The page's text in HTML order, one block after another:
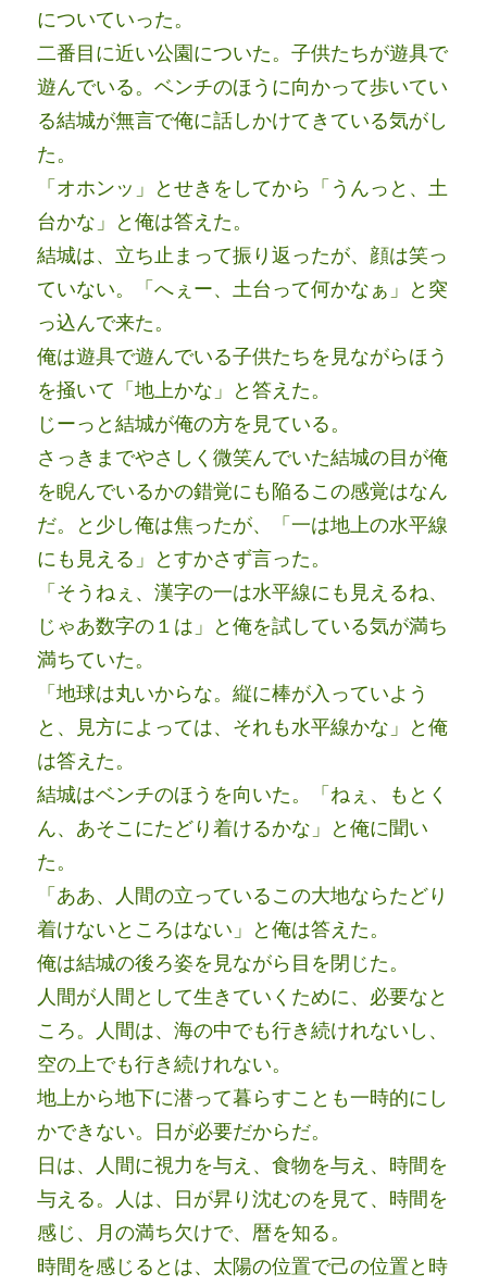
についていった。
二番目に近い公園についた。子供たちが遊具で
遊んでいる。ベンチのほうに向かって歩いてい
る結城が無言で俺に話しかけてきている気がし
た。
「オホンッ」とせきをしてから「うんっと、土
台かな」と俺は答えた。
結城は、立ち止まって振り返ったが、顔は笑っ
ていない。「へぇー、土台って何かなぁ」と突
っ込んで来た。
俺は遊具で遊んでいる子供たちを見ながらほう
を掻いて「地上かな」と答えた。
じーっと結城が俺の方を見ている。
さっきまでやさしく微笑んでいた結城の目が俺
を睨んでいるかの錯覚にも陥るこの感覚はなん
だ。と少し俺は焦ったが、「一は地上の水平線
にも見える」とすかさず言った。
「そうねぇ、漢字の一は水平線にも見えるね、
じゃあ数字の１は」と俺を試している気が満ち
満ちていた。
「地球は丸いからな。縦に棒が入っていよう
と、見方によっては、それも水平線かな」と俺
は答えた。
結城はベンチのほうを向いた。「ねぇ、もとく
ん、あそこにたどり着けるかな」と俺に聞い
た。
「ああ、人間の立っているこの大地ならたどり
着けないところはない」と俺は答えた。
俺は結城の後ろ姿を見ながら目を閉じた。
人間が人間として生きていくために、必要なと
ころ。人間は、海の中でも行き続けれないし、
空の上でも行き続けれない。
地上から地下に潜って暮らすことも一時的にし
かできない。日が必要だからだ。
日は、人間に視力を与え、食物を与え、時間を
与える。人は、日が昇り沈むのを見て、時間を
感じ、月の満ち欠けで、暦を知る。
時間を感じるとは、太陽の位置で己の位置と時